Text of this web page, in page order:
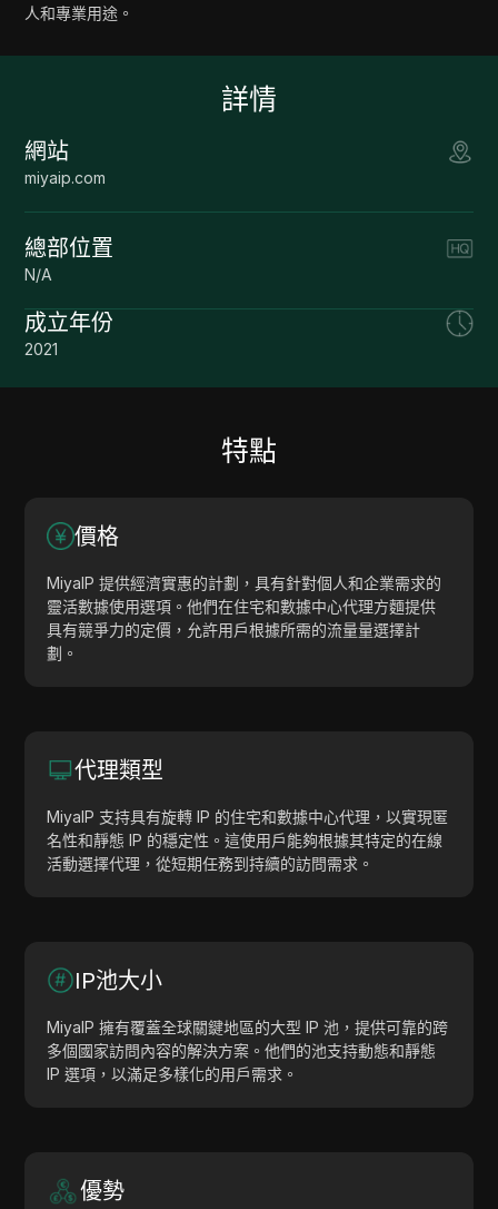
人和專業用途。
詳情
網站
miyaip.com
總部位置
N/A
成立年份
2021
特點
價格
MiyaIP 提供經濟實惠的計劃，具有針對個人和企業需求的
靈活數據使用選項。他們在住宅和數據中心代理方麵提供
具有競爭力的定價，允許用戶根據所需的流量量選擇計
劃。
代理類型
MiyaIP 支持具有旋轉 IP 的住宅和數據中心代理，以實現匿
名性和靜態 IP 的穩定性。這使用戶能夠根據其特定的在線
活動選擇代理，從短期任務到持續的訪問需求。
IP池大小
MiyaIP 擁有覆蓋全球關鍵地區的大型 IP 池，提供可靠的跨
多個國家訪問內容的解決方案。他們的池支持動態和靜態
IP 選項，以滿足多樣化的用戶需求。
優勢